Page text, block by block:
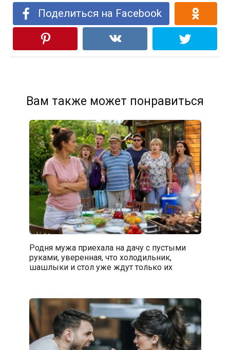
Поделиться на Facebook
Вам также может понравиться
Родня мужа приехала на дачу с пустыми
руками, уверенная, что холодильник,
шашлыки и стол уже ждут только их